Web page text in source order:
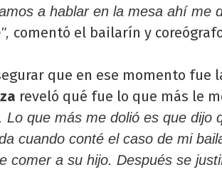
a hablar en la mesa ahí me
comentó el bailarín y
que en ese momento fue
reveló qué fue lo que más le
Lo que más me dolió es que dijo
cuando conté el caso de mi
comer a su hijo. Después se